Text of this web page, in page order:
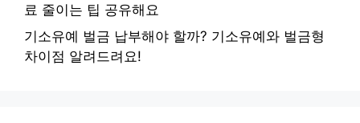
료 줄이는 팁 공유해요
기소유예 벌금 납부해야 할까? 기소유예와 벌금형
차이점 알려드려요!